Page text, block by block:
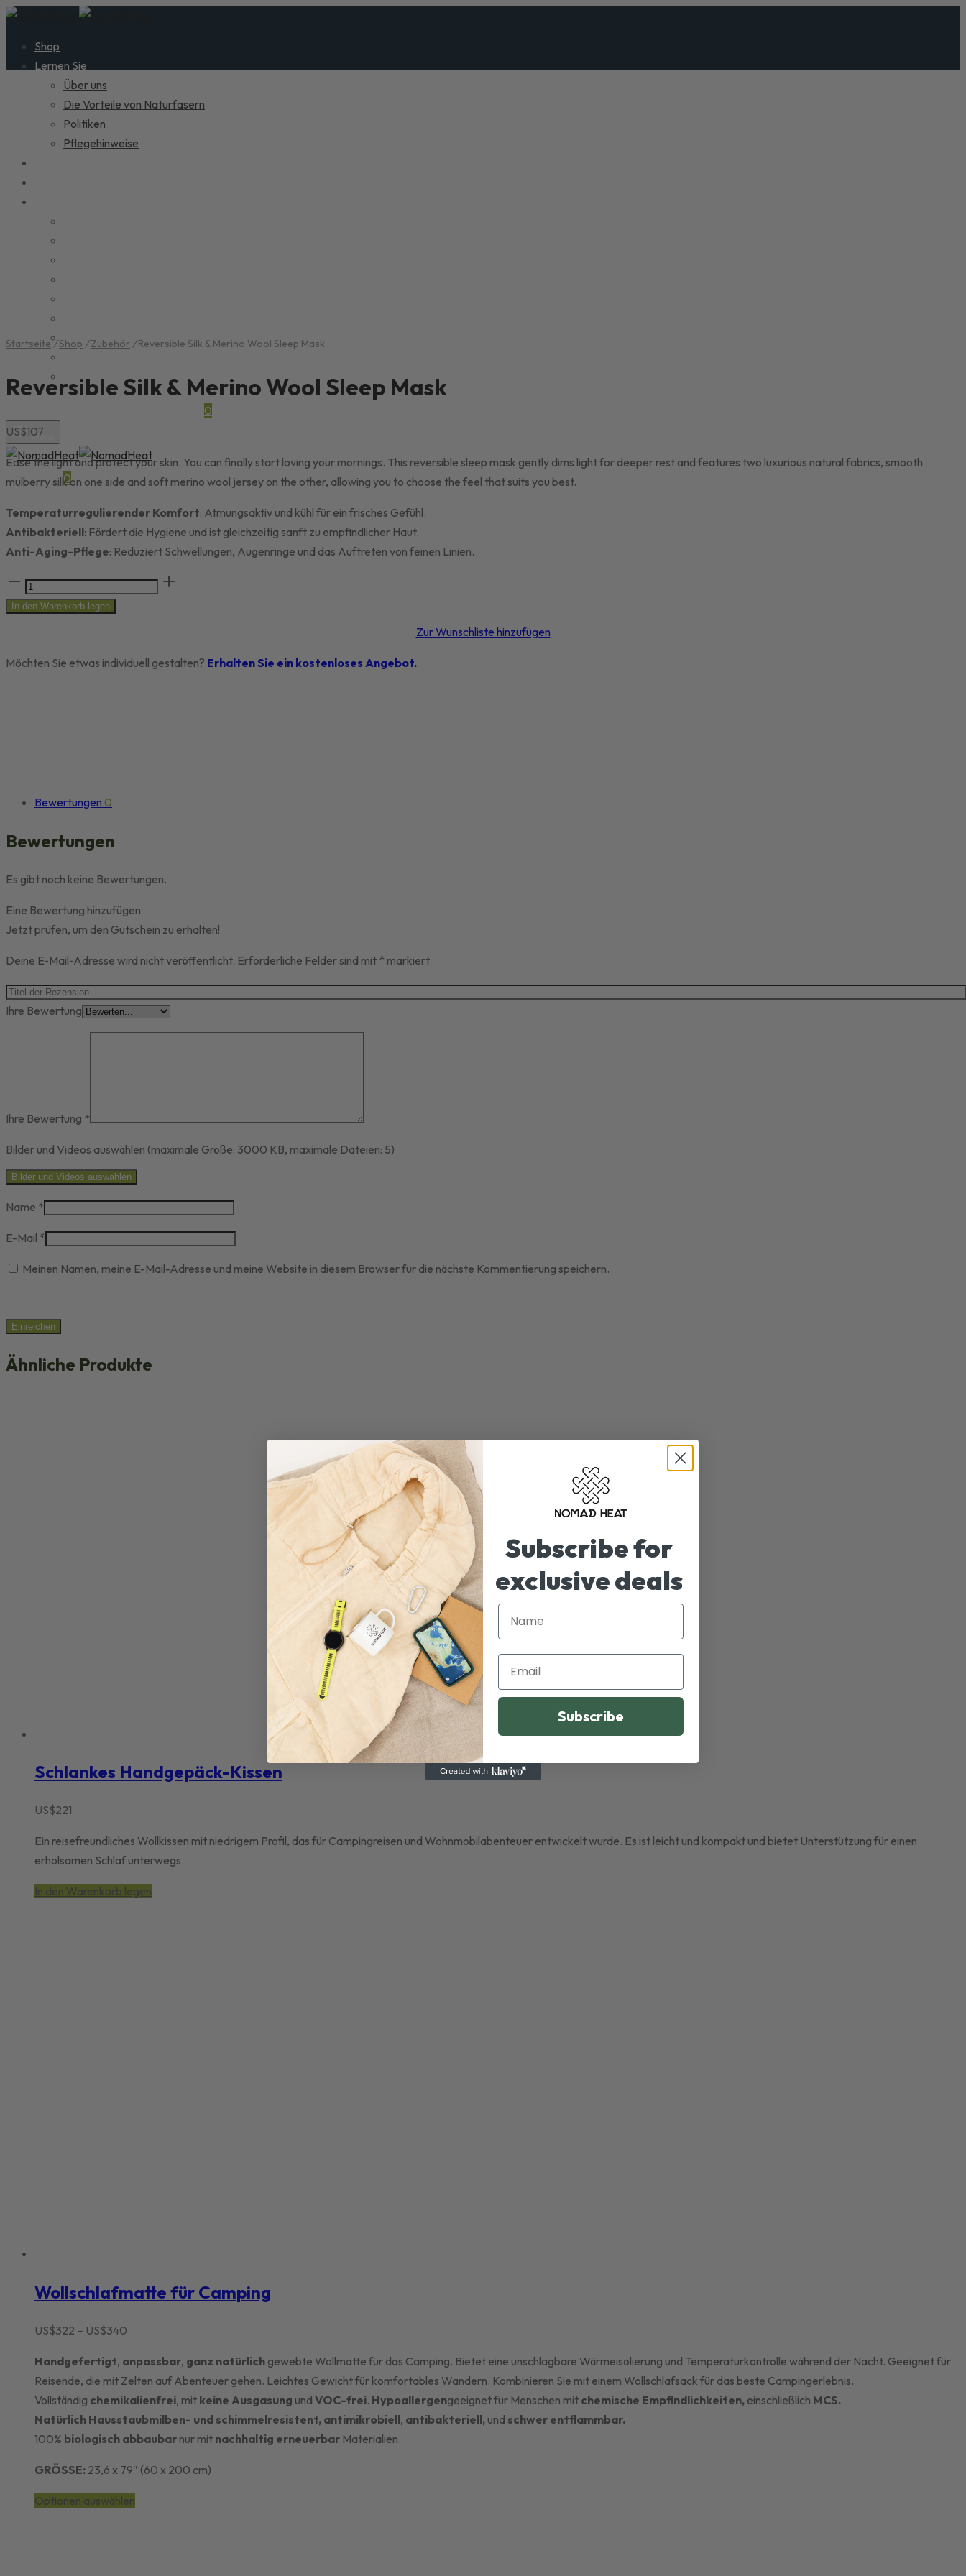
Shop
Lernen Sie
Über uns
Die Vorteile von Naturfasern
Politiken
Pflegehinweise
0
Menü
Wagen 0
Startseite /Shop / Zubehör /Reversible Silk & Merino Wool Sleep Mask
Reversible Silk & Merino Wool Sleep Mask
US$107
Ease the light and protect your skin. You can finally start loving your mornings. This reversible sleep mask gently dims light for deeper rest and features two luxurious natural fabrics, smooth
mulberry silk on one side and soft merino wool jersey on the other, allowing you to choose the feel that suits you best.
Temperaturregulierender Komfort: Atmungsaktiv und kühl für ein frisches Gefühl.
Antibakteriell: Fördert die Hygiene und ist gleichzeitig sanft zu empfindlicher Haut.
Anti-Aging-Pflege: Reduziert Schwellungen, Augenringe und das Auftreten von feinen Linien.
Reversible
Silk
Wool
In den Warenkorb legen
Zur Wunschliste hinzufügen
Möchten Sie etwas individuell gestalten? Erhalten Sie ein kostenloses Angebot.
Bewertungen 0
Bewertungen
Es gibt noch keine Bewertungen.
Eine Bewertung hinzufügen
Jetzt prüfen, um den Gutschein zu erhalten!
Deine E-Mail-Adresse wird nicht veröffentlicht. Erforderliche Felder sind mit * markiert
Ihre Bewertung
Ihre Bewertung *
Bilder und Videos auswählen (maximale Größe: 3000 KB, maximale Dateien: 5)
Bilder und Videos auswählen
Name *
E-Mail *
Meinen Namen, meine E-Mail-Adresse und meine Website in diesem Browser für die nächste Kommentierung speichern.
Ähnliche Produkte
Schlankes Handgepäck-Kissen
US$221
Ein reisefreundliches Wollkissen mit niedrigem Profil, das für Campingreisen und Wohnmobilabenteuer entwickelt wurde. Es ist leicht und kompakt und bietet Unterstützung für einen
erholsamen Schlaf unterwegs.
In den Warenkorb legen
Wollschlafmatte für Camping
US$322 – US$340
bis
US$340
Handgefertigt, anpassbar, ganz natürlich gewebte Wollmatte für das Camping. Bietet eine unschlagbare Wärmeisolierung und Temperaturkontrolle während der Nacht. Geeignet für
Reisende, die mit Zelten auf Abenteuer gehen. Leichtes Gewicht für komfortables Wandern. Kombinieren Sie mit einem Wollschlafsack für das beste Campingerlebnis.
Vollständig chemikalienfrei, mit keine Ausgasung und VOC-frei. Hypoallergengeeignet für Menschen mit chemische Empfindlichkeiten, einschließlich MCS.
Natürlich Hausstaubmilben- und schimmelresistent, antimikrobiell, antibakteriell, und schwer entflammbar.
100% biologisch abbaubar nur mit nachhaltig erneuerbar Materialien.
GRÖSSE: 23,6 x 79″ (60 x 200 cm)
Optionen auswählen
Subscribe for
exclusive deals
Name
Email
Subscribe